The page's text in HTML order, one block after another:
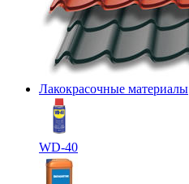
Лакокрасочные материалы
WD-40